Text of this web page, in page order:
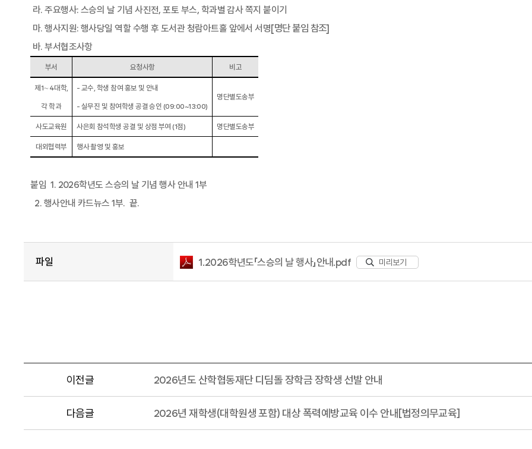
라.주요행사: 스승의 날 기념 사진전,포토 부스, 학과별 감사 쪽지 붙이기
마.행사지원: 행사당일 역할 수행 후 도서관 청람아트홀 앞에서 서명[명단 붙임 참조]
바.부서협조사항
부서 요청사항 비고
제1∼ 4대학,
각 학과
-교수,학생 참여 홍보 및 안내
-실무진 및 참여학생 공결 승인 (09:00~13:00)
명단별도송부
사도교육원 사은회 참석학생 공결 및 상점 부여(1점) 명단별도송부
대외협력부 행사 촬영 및 홍보
붙임1. 2026학년도 스승의 날 기념 행사 안내1부
2. 행사안내 카드뉴스1부. 끝.
파일 1.2026학년도「스승의 날 행사」안내.pdf 미리보기
이전글 2026년도 산학협동재단 디딤돌 장학금 장학생 선발 안내
다음글 2026년 재학생(대학원생 포함) 대상 폭력예방교육 이수 안내[법정의무교육]